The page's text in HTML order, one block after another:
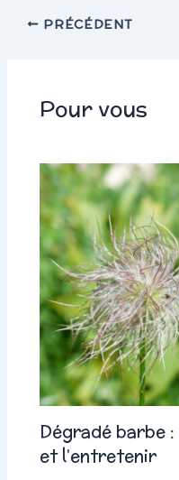
PRÉCÉDENT
Pour vous
Dégradé barbe
et l’entretenir